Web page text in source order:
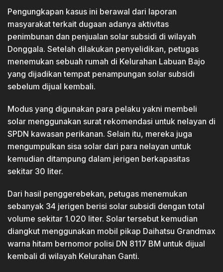
Pengungkapan kasus ini berawal dari laporan
masyarakat terkait dugaan adanya aktivitas
penimbunan dan penjualan solar subsidi di wilayah
Donggala. Setelah dilakukan penyelidikan, petugas
menemukan sebuah rumah di Kelurahan Labuan Bajo
yang dijadikan tempat penampungan solar subsidi
sebelum dijual kembali.
Modus yang digunakan para pelaku yakni membeli
solar menggunakan surat rekomendasi untuk nelayan di
SPDN kawasan perikanan. Selain itu, mereka juga
mengumpulkan sisa solar dari para nelayan untuk
kemudian ditampung dalam jerigen berkapasitas
sekitar 30 liter.
Dari hasil penggerebekan, petugas menemukan
sebanyak 34 jerigen berisi solar subsidi dengan total
volume sekitar 1.020 liter. Solar tersebut kemudian
diangkut menggunakan mobil pikap Daihatsu Grandmax
warna hitam bernomor polisi DN 8117 BM untuk dijual
kembali di wilayah Kelurahan Ganti.